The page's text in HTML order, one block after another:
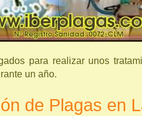
para realizar unos
un año.
de Plagas en